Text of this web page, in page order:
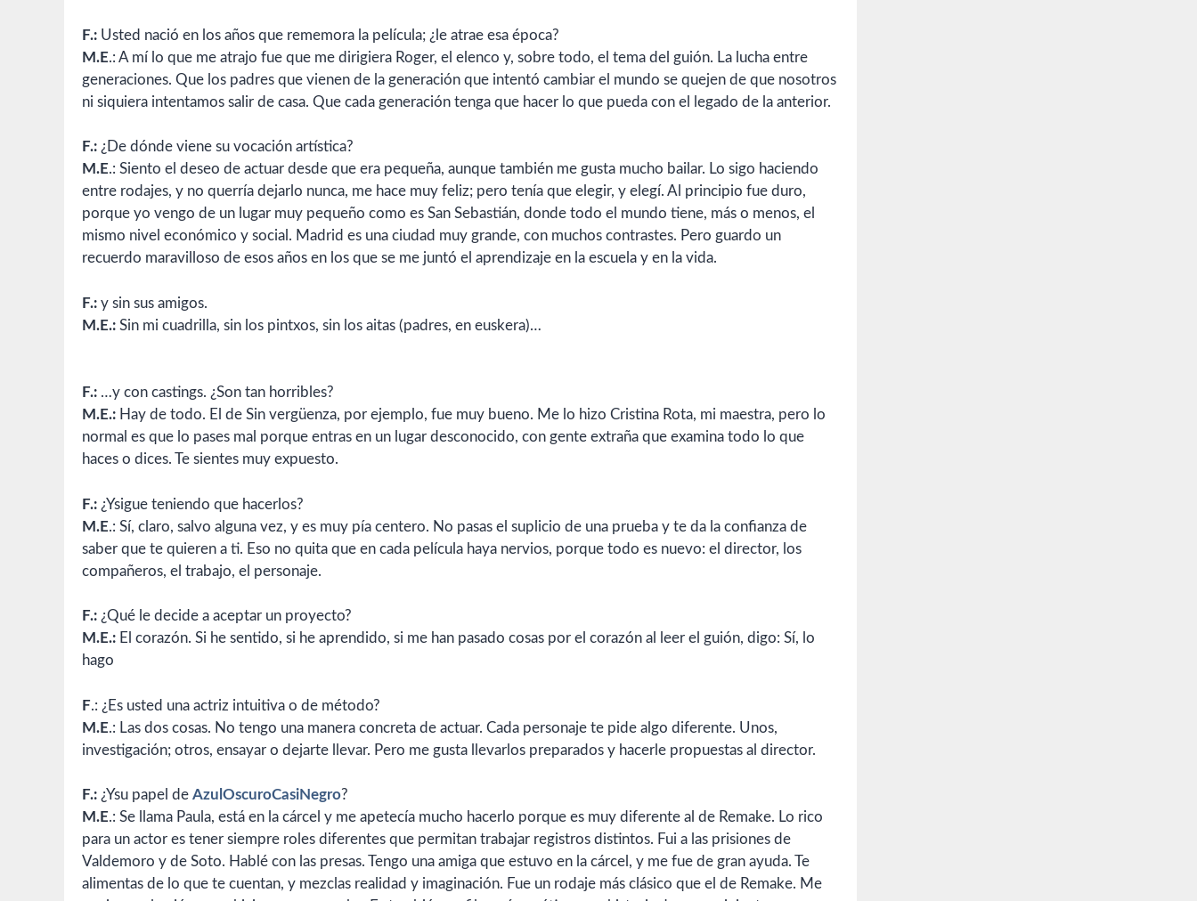
F.: Usted nació en los años que rememora la película; ¿le atrae esa época?
M.E.: A mí lo que me atrajo fue que me dirigiera Roger, el elenco y, sobre todo, el tema del guión. La lucha entre
generaciones. Que los padres que vienen de la generación que intentó cambiar el mundo se quejen de que nosotros
ni siquiera intentamos salir de casa. Que cada generación tenga que hacer lo que pueda con el legado de la anterior.
F.: ¿De dónde viene su vocación artística?
M.E.: Siento el deseo de actuar desde que era pequeña, aunque también me gusta mucho bailar. Lo sigo haciendo
entre rodajes, y no querría dejarlo nunca, me hace muy feliz; pero tenía que elegir, y elegí. Al principio fue duro,
porque yo vengo de un lugar muy pequeño como es San Sebastián, donde todo el mundo tiene, más o menos, el
mismo nivel económico y social. Madrid es una ciudad muy grande, con muchos contrastes. Pero guardo un
recuerdo maravilloso de esos años en los que se me juntó el aprendizaje en la escuela y en la vida.
F.: y sin sus amigos.
M.E.: Sin mi cuadrilla, sin los pintxos, sin los aitas (padres, en euskera)…
F.: …y con castings. ¿Son tan horribles?
M.E.: Hay de todo. El de Sin vergüenza, por ejemplo, fue muy bueno. Me lo hizo Cristina Rota, mi maestra, pero lo
normal es que lo pases mal porque entras en un lugar desconocido, con gente extraña que examina todo lo que
haces o dices. Te sientes muy expuesto.
F.: ¿Ysigue teniendo que hacerlos?
M.E.: Sí, claro, salvo alguna vez, y es muy pía centero. No pasas el suplicio de una prueba y te da la confianza de
saber que te quieren a ti. Eso no quita que en cada película haya nervios, porque todo es nuevo: el director, los
compañeros, el trabajo, el personaje.
F.: ¿Qué le decide a aceptar un proyecto?
M.E.: El corazón. Si he sentido, si he aprendido, si me han pasado cosas por el corazón al leer el guión, digo: Sí, lo
hago
F.: ¿Es usted una actriz intuitiva o de método?
M.E.: Las dos cosas. No tengo una manera concreta de actuar. Cada personaje te pide algo diferente. Unos,
investigación; otros, ensayar o dejarte llevar. Pero me gusta llevarlos preparados y hacerle propuestas al director.
F.: ¿Ysu papel de AzulOscuroCasiNegro?
M.E.: Se llama Paula, está en la cárcel y me apetecía mucho hacerlo porque es muy diferente al de Remake. Lo rico
para un actor es tener siempre roles diferentes que permitan trabajar registros distintos. Fui a las prisiones de
Valdemoro y de Soto. Hablé con las presas. Tengo una amiga que estuvo en la cárcel, y me fue de gran ayuda. Te
alimentas de lo que te cuentan, y mezclas realidad y imaginación. Fue un rodaje más clásico que el de Remake. Me